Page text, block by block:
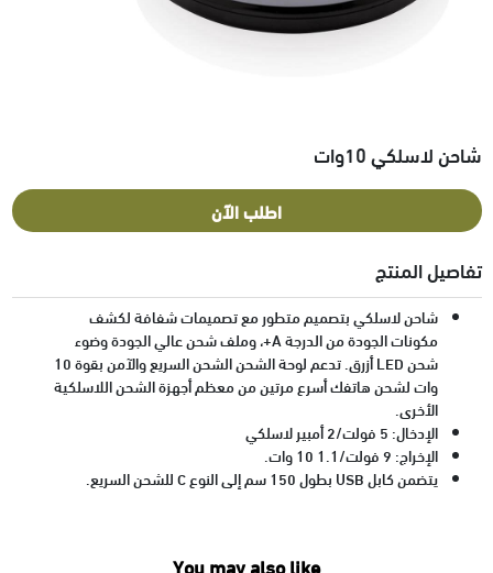
شاحن لاسلكي 10وات
اطلب الآن
تفاصيل المنتج
شاحن لاسلكي بتصميم متطور مع تصميمات شفافة لكشف
مكونات الجودة من الدرجة A+، وملف شحن عالي الجودة وضوء
شحن LED أزرق. تدعم لوحة الشحن الشحن السريع والآمن بقوة 10
وات لشحن هاتفك أسرع مرتين من معظم أجهزة الشحن اللاسلكية
الأخرى.
الإدخال: 5 فولت/2 أمبير لاسلكي
الإخراج: 9 فولت/1.1 10 وات.
يتضمن كابل USB بطول 150 سم إلى النوع C للشحن السريع.